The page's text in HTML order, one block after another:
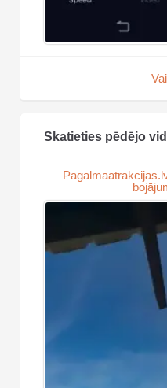
Skatieties pēdējo